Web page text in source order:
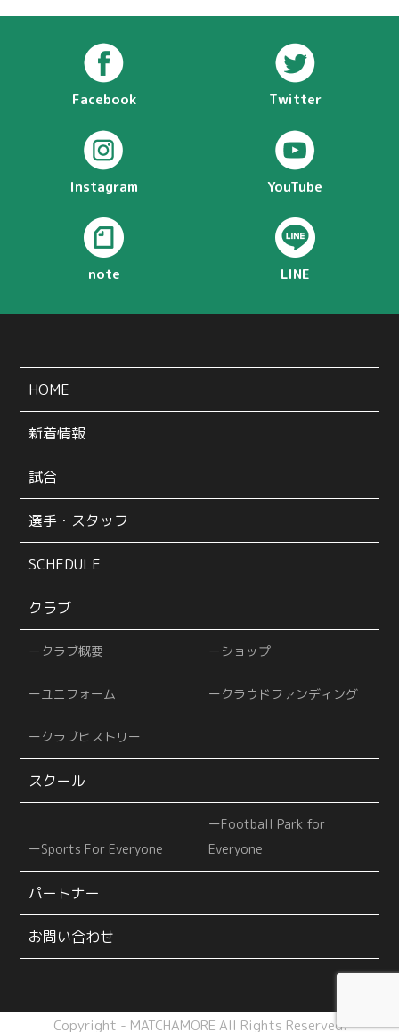
Facebook Twitter
Instagram YouTube
note LINE
HOME
新着情報
試合
選手・スタッフ
SCHEDULE
クラブ
クラブ概要 ショップ
ユニフォーム クラウドファンディング
クラブヒストリー
スクール
Sports For Everyone
Football Park for
Everyone
パートナー
お問い合わせ
Copyright - MATCHAMORE All Rights Reserved.